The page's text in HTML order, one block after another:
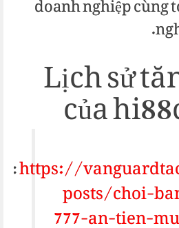
Lịch sử
của
https://posts/choi-